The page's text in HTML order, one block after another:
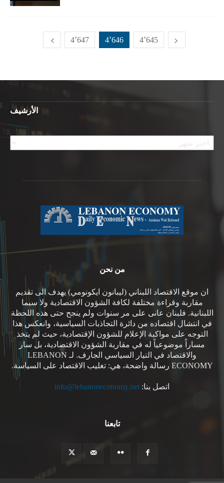
4٬645 4٬646 4٬647
الأرشيف
الأرشيف
من نحن
ان موقع الاقتصاد اللبناني (ليبانون ايكونومي) يهدف الى تقديم
مقاربة وقراءة مختلفة لكافة الشؤون الاقتصادية ولا سيما
اللبنانية. فلبنان عانى على مر سنوات ولم ينجح حتى هذه اللحظة
في انتشال اقتصاده من دائرة التجاذبات السياسية، وانعكس هذا
التوجه على مواكبة الإعلام للشؤون الإقتصادية، حيث لم يتخذ
مساراً موضوعياً له في مقاربة الشؤون الاقتصادية، بل سار
والاقتصاد في التيار السياسي الجارف. لـ LEBANON
ECONOMY رسالة واضحة، هي: تغليب الاقتصاد على السياسة.
اتصل بنا: info@lebanoneconomy.net
تابعنا